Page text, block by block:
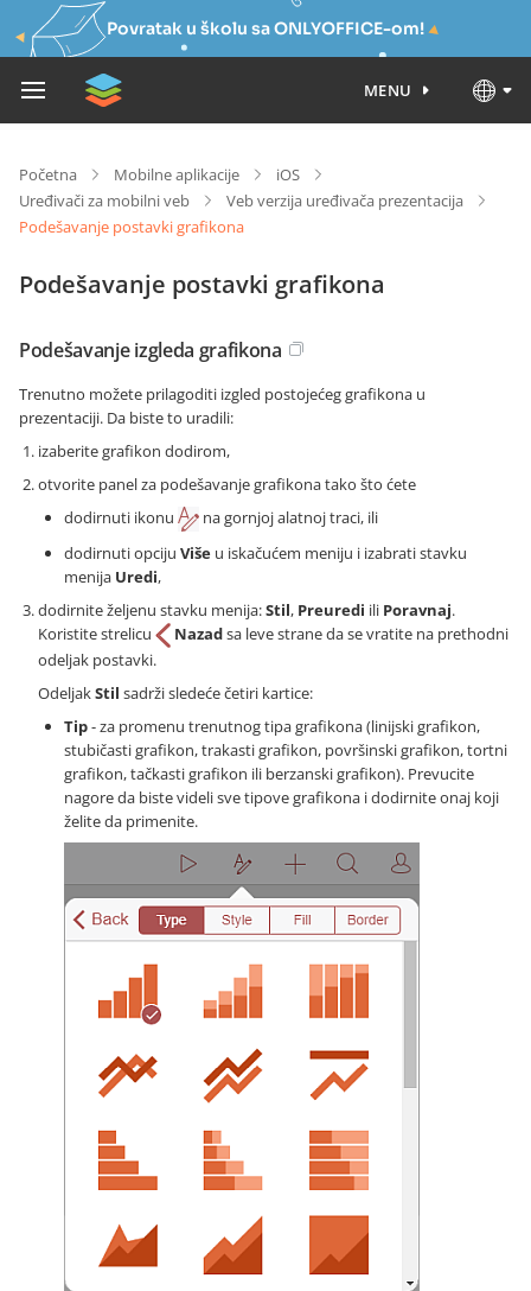
Povratak u školu sa ONLYOFFICE-om!
MENU
Početna Mobilne aplikacije
iOS
Uređivači za mobilni veb
Veb verzija uređivača prezentacija
Podešavanje postavki grafikona
Podešavanje postavki grafikona
Podešavanje izgleda grafikona
Trenutno možete prilagoditi izgled postojećeg grafikona u
prezentaciji. Da biste to uradili:
izaberite grafikon dodirom,
otvorite panel za podešavanje grafikona tako što ćete
dodirnuti ikonu
na gornjoj alatnoj traci, ili
dodirnuti opciju Više u iskačućem meniju i izabrati stavku
menija Uredi,
dodirnite željenu stavku menija:Stil, Preuredi ili Poravnaj.
Koristite strelicu
Nazadsa leve strane da se vratite na prethodni
odeljak postavki.
OdeljakStil sadrži sledeće četiri kartice:
Tip- za promenu trenutnog tipa grafikona (linijski grafikon,
stubičasti grafikon, trakasti grafikon, površinski grafikon, tortni
grafikon, tačkasti grafikon ili berzanski grafikon). Prevucite
nagore da biste videli sve tipove grafikona i dodirnite onaj koji
želite da primenite.